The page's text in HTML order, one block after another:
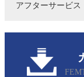
アフターサービス